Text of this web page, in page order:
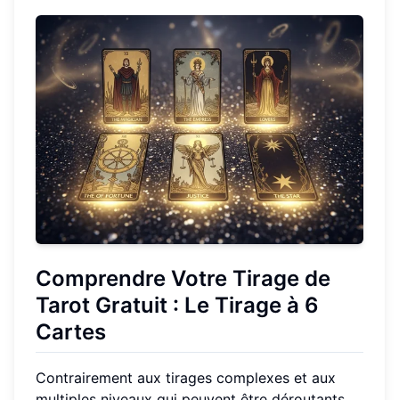
Comprendre Votre Tirage de
Tarot Gratuit : Le Tirage à 6
Cartes
Contrairement aux tirages complexes et aux